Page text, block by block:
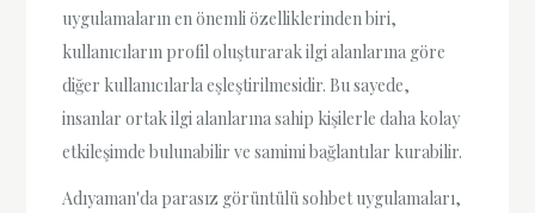
uygulamaların en önemli özelliklerinden biri,
kullanıcıların profil oluşturarak ilgi alanlarına göre
diğer kullanıcılarla eşleştirilmesidir. Bu sayede,
insanlar ortak ilgi alanlarına sahip kişilerle daha kolay
etkileşimde bulunabilir ve samimi bağlantılar kurabilir.
Adıyaman'da parasız görüntülü sohbet uygulamaları,